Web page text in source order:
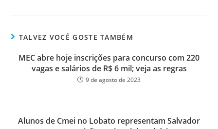
ok er
TALVEZ VOCÊ GOSTE TAMBÉM
MEC abre hoje inscrições para concurso com 220
vagas e salários de R$ 6 mil; veja as regras
9 de agosto de 2023
Alunos de Cmei no Lobato representam Salvador